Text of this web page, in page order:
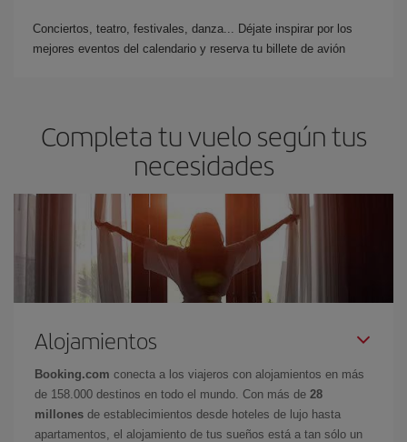
Conciertos, teatro, festivales, danza... Déjate inspirar por los
mejores eventos del calendario y reserva tu billete de avión
Completa tu vuelo según tus
necesidades
Alojamientos
Booking.com conecta a los viajeros con alojamientos en más
de 158.000 destinos en todo el mundo. Con más de 28
millones de establecimientos desde hoteles de lujo hasta
apartamentos, el alojamiento de tus sueños está a tan sólo un